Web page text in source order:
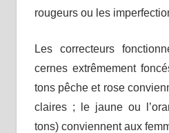
rougeurs ou les
Les correcteurs
cernes extrêmement
tons pêche et rose
claires ; le jaune ou
tons) conviennent aux